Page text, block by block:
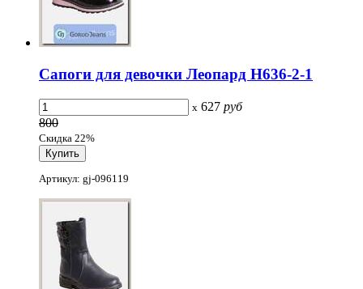
Сапоги для девочки Леопард H636-2-1
x 627 руб
800
Скидка 22%
Артикул: gj-096119